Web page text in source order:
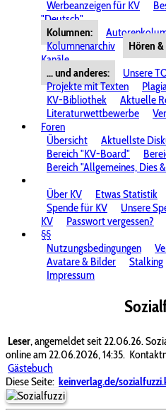
Werbeanzeigen für KV
"Deutsch"
Kolumnen:
Kolumnenarchiv
Hören &
Kanäle
... und anderes:
Unsere
Projekte mit Texten
KV-Bibliothek
Aktuelle
Literaturwettbewerbe
Foren
Übersicht
Aktuellste
Bereich "KV-Board"
Bereich "Allgemeines, Dies
Über KV
Etwas Statistik
Spende für KV
Unsere
KV
Passwort vergessen?
§§
Nutzungsbedingungen
Avatare & Bilder
Stalking
Impressum
Leser, angemeldet seit 22.06.26.
online am 22.06.2026, 14:35.
Gästebuch
Diese Seite: keinverlag.de/